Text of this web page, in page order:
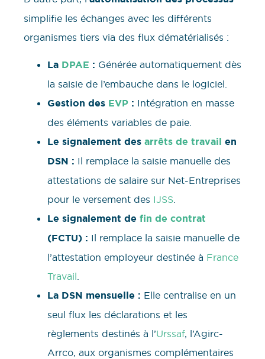
simplifie les échanges avec les différents
organismes tiers via des flux dématérialisés :
La DPAE : Générée automatiquement dès
la saisie de l’embauche dans le logiciel.
Gestion des EVP : Intégration en masse
des éléments variables de paie.
Le signalement des arrêts de travail en
DSN : Il remplace la saisie manuelle des
attestations de salaire sur Net-Entreprises
pour le versement des IJSS
Le signalement de fin de contrat
(FCTU) : Il remplace la saisie manuelle de
l’attestation employeur destinée à France
Travail
La DSN mensuelle : Elle centralise en un
seul flux les déclarations et les
règlements destinés à l’Urssaf, l’Agirc-
Arrco, aux organismes complémentaires